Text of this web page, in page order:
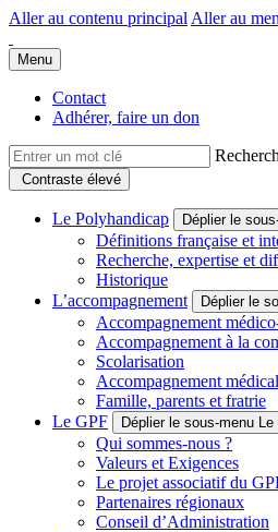
Aller au contenu principal Aller au
Groupe Polyhandicap France
Faire connaître et reconnaître les
Menu
Contact
Adhérer, faire un don
Contraste élevé
Le Polyhandicap Déplier le
Définitions française et
Recherche, expertise et
Historique
L’accompagnement
Déplier le
Accompagnement
Accompagnement à la
Scolarisation
Accompagnement médical
Famille, parents et fratrie
Le GPF
Déplier le sous-menu Le
Qui sommes-nous ?
Valeurs et Exigences
Le projet associatif du
Partenaires régionaux
Conseil d’Administration